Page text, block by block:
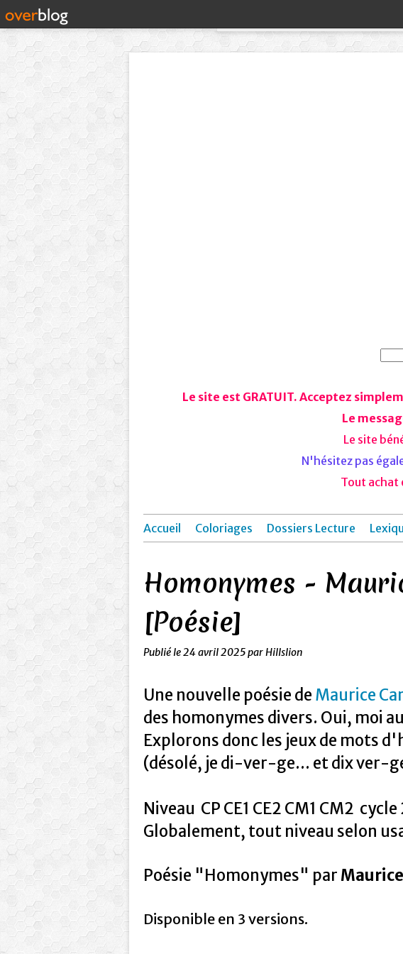
Le site est GRATUIT. Acceptez
Le
Le site
N'hésitez pas
Tout achat
Accueil Coloriages Dossiers Lecture
Homonymes -
[Poésie]
Publié le24 avril 2025par Hillslion
Une nouvelle poésie de Maurice
des homonymes divers. Oui, moi
Explorons donc les jeux de mots
(désolé, je di-ver-ge... et dix ver-
Niveau CP CE1 CE2 CM1 CM2 cycle
Globalement, tout niveau selon
Poésie "Homonymes" par
Disponible en 3 versions.